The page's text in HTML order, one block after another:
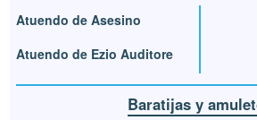
Atuendo de Asesino
Atuendo de Ezio Auditore
Baratijas y